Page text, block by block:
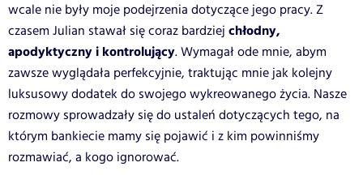
wcale nie były moje podejrzenia dotyczące jego pracy. Z
czasem Julian stawał się coraz bardziej chłodny,
apodyktyczny i kontrolujący. Wymagał ode mnie, abym
zawsze wyglądała perfekcyjnie, traktując mnie jak kolejny
luksusowy dodatek do swojego wykreowanego życia. Nasze
rozmowy sprowadzały się do ustaleń dotyczących tego, na
którym bankiecie mamy się pojawić i z kim powinniśmy
rozmawiać, a kogo ignorować.